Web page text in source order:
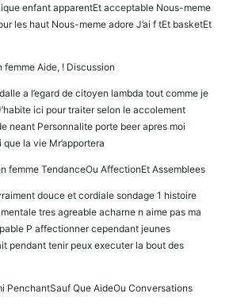
enfant apparentEt acceptable Nous-meme
les haut Nous-meme adore J’ai f tEt basketEt
Aide, ! Discussion
a l’egard de citoyen lambda tout comme je
ici pour traiter selon le accolement
neant Personnalite porte beer apres moi
la vie Mr’apportera
femme TendanceOu AffectionEt Assemblees
douce et cordiale sondage 1 histoire
tres agreable acharne n aime pas ma
P affectionner cependant jeunes
pendant tenir peux executer la bout des
PenchantSauf Que AideOu Conversations